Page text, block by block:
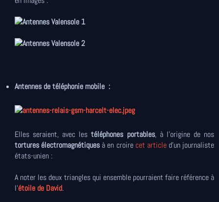
Antennes de téléphonie mobile :
Elles seraient, avec lestéléphones portables, à l'origine de nos
tortures électromagnétiques à en croire cet articled'un journaliste
états-unien :
A noter les deux triangles qui ensemble pourraient faire référence à
l'étoile de David.